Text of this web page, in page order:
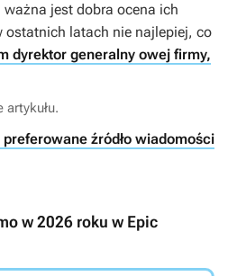
jest dobra ocena ich
ostatnich latach nie najlepiej, co
dyrektor generalny owej firmy,
artykułu.
źródło wiadomości
w 2026 roku w Epic